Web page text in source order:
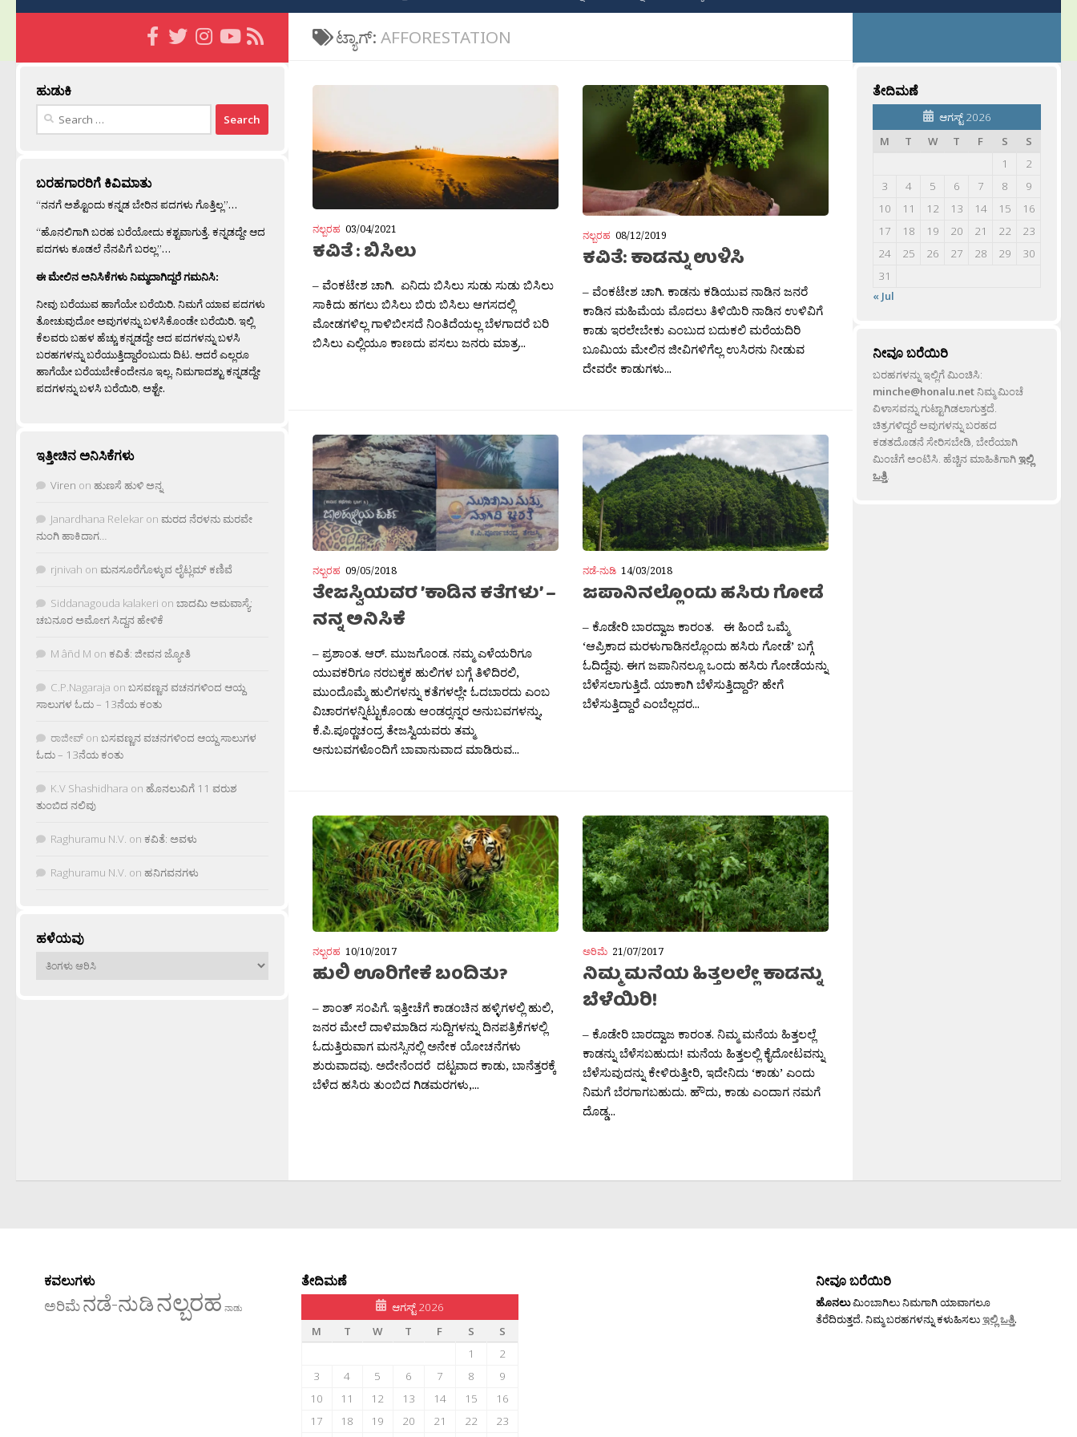
ಟ್ಯಾಗ್: AFFORESTATION
ನಲ್ಬರಹ 03/04/2021
ಕವಿತೆ : ಬಿಸಿಲು
– ವೆಂಕಟೇಶ ಚಾಗಿ. ಏನಿದು ಬಿಸಿಲು ಸುಡು ಸುಡು ಬಿಸಿಲು
ಸಾಕಿದು ಹಗಲು ಬಿಸಿಲು ಬಿರು ಬಿಸಿಲು ಆಗಸದಲ್ಲಿ
ಮೋಡಗಳಿಲ್ಲ ಗಾಳಿಬೀಸದೆ ನಿಂತಿದೆಯಲ್ಲ ಬೆಳಗಾದರೆ ಬರಿ
ಬಿಸಿಲು ಎಲ್ಲಿಯೂ ಕಾಣದು ಪಸಲು ಜನರು ಮಾತ್ರ...
ನಲ್ಬರಹ 08/12/2019
ಕವಿತೆ: ಕಾಡನ್ನು ಉಳಿಸಿ
– ವೆಂಕಟೇಶ ಚಾಗಿ. ಕಾಡನು ಕಡಿಯುವ ನಾಡಿನ ಜನರೆ
ಕಾಡಿನ ಮಹಿಮೆಯ ಮೊದಲು ತಿಳಿಯಿರಿ ನಾಡಿನ ಉಳಿವಿಗೆ
ಕಾಡು ಇರಲೇಬೇಕು ಎಂಬುದ ಬದುಕಲಿ ಮರೆಯದಿರಿ
ಬೂಮಿಯ ಮೇಲಿನ ಜೀವಿಗಳಿಗೆಲ್ಲ ಉಸಿರನು ನೀಡುವ
ದೇವರೇ ಕಾಡುಗಳು...
ನಲ್ಬರಹ 09/05/2018
ತೇಜಸ್ವಿಯವರ ’ಕಾಡಿನ ಕತೆಗಳು’ –
ನನ್ನ ಅನಿಸಿಕೆ
– ಪ್ರಶಾಂತ. ಆರ್. ಮುಜಗೊಂಡ. ನಮ್ಮ ಎಳೆಯರಿಗೂ
ಯುವಕರಿಗೂ ನರಬಕ್ಶಕ ಹುಲಿಗಳ ಬಗ್ಗೆ ತಿಳಿದಿರಲಿ,
ಮುಂದೊಮ್ಮೆ ಹುಲಿಗಳನ್ನು ಕತೆಗಳಲ್ಲೇ ಓದಬಾರದು ಎಂಬ
ವಿಚಾರಗಳನ್ನಿಟ್ಟುಕೊಂಡು ಆಂಡರ‍್ಸನ್ನರ ಅನುಬವಗಳನ್ನು,
ಕೆ.ಪಿ.ಪೂರ‍್ಣಚಂದ್ರ ತೇಜಸ್ವಿಯವರು ತಮ್ಮ
ಅನುಬವಗಳೊಂದಿಗೆ ಬಾವಾನುವಾದ ಮಾಡಿರುವ...
ನಡೆ-ನುಡಿ 14/03/2018
ಜಪಾನಿನಲ್ಲೊಂದು ಹಸಿರು ಗೋಡೆ
– ಕೊಡೇರಿ ಬಾರದ್ವಾಜ ಕಾರಂತ. ಈ ಹಿಂದೆ ಒಮ್ಮೆ
‘ಆಪ್ರಿಕಾದ ಮರಳುಗಾಡಿನಲ್ಲೊಂದು ಹಸಿರು ಗೋಡೆ’ ಬಗ್ಗೆ
ಓದಿದ್ದೆವು. ಈಗ ಜಪಾನಿನಲ್ಲೂ ಒಂದು ಹಸಿರು ಗೋಡೆಯನ್ನು
ಬೆಳೆಸಲಾಗುತ್ತಿದೆ. ಯಾಕಾಗಿ ಬೆಳೆಸುತ್ತಿದ್ದಾರೆ? ಹೇಗೆ
ಬೆಳೆಸುತ್ತಿದ್ದಾರೆ ಎಂಬೆಲ್ಲದರ...
ನಲ್ಬರಹ 10/10/2017
ಹುಲಿ ಊರಿಗೇಕೆ ಬಂದಿತು?
– ಶಾಂತ್ ಸಂಪಿಗೆ. ಇತ್ತೀಚೆಗೆ ಕಾಡಂಚಿನ ಹಳ್ಳಿಗಳಲ್ಲಿ ಹುಲಿ,
ಜನರ ಮೇಲೆ ದಾಳಿಮಾಡಿದ ಸುದ್ದಿಗಳನ್ನು ದಿನಪತ್ರಿಕೆಗಳಲ್ಲಿ
ಓದುತ್ತಿರುವಾಗ ಮನಸ್ಸಿನಲ್ಲಿ ಅನೇಕ ಯೋಚನೆಗಳು
ಶುರುವಾದವು. ಅದೇನೆಂದರೆ ದಟ್ಟವಾದ ಕಾಡು, ಬಾನೆತ್ತರಕ್ಕೆ
ಬೆಳೆದ ಹಸಿರು ತುಂಬಿದ ಗಿಡಮರಗಳು,...
ಅರಿಮೆ 21/07/2017
ನಿಮ್ಮ ಮನೆಯ ಹಿತ್ತಲಲ್ಲೇ ಕಾಡನ್ನು
ಬೆಳೆಯಿರಿ!
– ಕೊಡೇರಿ ಬಾರದ್ವಾಜ ಕಾರಂತ. ನಿಮ್ಮ ಮನೆಯ ಹಿತ್ತಲಲ್ಲೆ
ಕಾಡನ್ನು ಬೆಳೆಸಬಹುದು! ಮನೆಯ ಹಿತ್ತಲಲ್ಲಿ ಕೈದೋಟವನ್ನು
ಬೆಳೆಸುವುದನ್ನು ಕೇಳಿರುತ್ತೀರಿ, ಇದೇನಿದು ‘ಕಾಡು’ ಎಂದು
ನಿಮಗೆ ಬೆರಗಾಗಬಹುದು. ಹೌದು, ಕಾಡು ಎಂದಾಗ ನಮಗೆ
ದೊಡ್ಡ...
ಹುಡುಕಿ
Search
ಬರಹಗಾರರಿಗೆ ಕಿವಿಮಾತು
“ನನಗೆ ಅಶ್ಟೊಂದು ಕನ್ನಡ ಬೇರಿನ ಪದಗಳು ಗೊತ್ತಿಲ್ಲ”…
“ಹೊನಲಿಗಾಗಿ ಬರಹ ಬರೆಯೋದು ಕಶ್ಟವಾಗುತ್ತೆ. ಕನ್ನಡದ್ದೇ ಆದ
ಪದಗಳು ಕೂಡಲೆ ನೆನಪಿಗೆ ಬರಲ್ಲ”…
ಈ ಮೇಲಿನ ಅನಿಸಿಕೆಗಳು ನಿಮ್ಮದಾಗಿದ್ದರೆ ಗಮನಿಸಿ:
ನೀವು ಬರೆಯುವ ಹಾಗೆಯೇ ಬರೆಯಿರಿ. ನಿಮಗೆ ಯಾವ ಪದಗಳು
ತೋಚುವುದೋ ಅವುಗಳನ್ನು ಬಳಸಿಕೊಂಡೇ ಬರೆಯಿರಿ. ಇಲ್ಲಿ
ಕೆಲವರು ಬಹಳ ಹೆಚ್ಚು ಕನ್ನಡದ್ದೇ ಆದ ಪದಗಳನ್ನು ಬಳಸಿ
ಬರಹಗಳನ್ನು ಬರೆಯುತ್ತಿದ್ದಾರೆಂಬುದು ದಿಟ. ಆದರೆ ಎಲ್ಲರೂ
ಹಾಗೆಯೇ ಬರೆಯಬೇಕೆಂದೇನೂ ಇಲ್ಲ. ನಿಮಗಾದಶ್ಟು ಕನ್ನಡದ್ದೇ
ಪದಗಳನ್ನು ಬಳಸಿ ಬರೆಯಿರಿ, ಅಶ್ಟೇ.
ಇತ್ತೀಚಿನ ಅನಿಸಿಕೆಗಳು
Viren on ಹುಣಸೆ ಹುಳಿ ಅನ್ನ
Janardhana Relekar on ಮರದ ನೆರಳನು ಮರವೇ
ನುಂಗಿ ಹಾಕಿದಾಗ…
rjnivah on ಮನಸೂರೆಗೊಳ್ಳುವ ಲೈಟ್ಲಮ್ ಕಣಿವೆ
Siddanagouda kalakeri on ಬಾದಮಿ ಅಮವಾಸ್ಯೆ:
ಚಬನೂರ ಅಮೋಗ ಸಿದ್ದನ ಹೇಳಿಕೆ
M âñd M on ಕವಿತೆ: ಜೀವನ ಜ್ಯೋತಿ
C.P.Nagaraja on ಬಸವಣ್ಣನ ವಚನಗಳಿಂದ ಆಯ್ದ
ಸಾಲುಗಳ ಓದು – 13ನೆಯ ಕಂತು
ರಾಜೀವ್ on ಬಸವಣ್ಣನ ವಚನಗಳಿಂದ ಆಯ್ದ ಸಾಲುಗಳ
ಓದು – 13ನೆಯ ಕಂತು
K.V Shashidhara on ಹೊನಲುವಿಗೆ 11 ವರುಶ
ತುಂಬಿದ ನಲಿವು
Raghuramu N.V. on ಕವಿತೆ: ಅವಳು
Raghuramu N.V. on ಹನಿಗವನಗಳು
ಹಳೆಯವು
ಹಳೆಯವು
ತೇದಿಮಣೆ
ಆಗಸ್ಟ್ 2026
M
T W T F S
S
1
2
3
4 5 6 7 8
9
10
11 12 13 14 15
16
17
18 19 20 21 22
23
24
25 26 27 28 29
30
31
« Jul
ನೀವೂ ಬರೆಯಿರಿ
ಬರಹಗಳನ್ನು ಇಲ್ಲಿಗೆ ಮಿಂಚಿಸಿ:
minche@honalu.netನಿಮ್ಮ ಮಿಂಚೆ
ವಿಳಾಸವನ್ನು ಗುಟ್ಟಾಗಿಡಲಾಗುತ್ತದೆ.
ಚಿತ್ರಗಳಿದ್ದರೆ ಅವುಗಳನ್ನು ಬರಹದ
ಕಡತದೊಡನೆ ಸೇರಿಸಬೇಡಿ, ಬೇರೆಯಾಗಿ
ಮಿಂಚೆಗೆ ಅಂಟಿಸಿ. ಹೆಚ್ಚಿನ ಮಾಹಿತಿಗಾಗಿಇಲ್ಲಿ
ಒತ್ತಿ.
ಕವಲುಗಳು
ಅರಿಮೆನಡೆ-ನುಡಿನಲ್ಬರಹ ನಾಡು
ತೇದಿಮಣೆ
ಆಗಸ್ಟ್ 2026
M
T W T F S
S
1
2
3
4 5 6 7 8
9
10
11 12 13 14 15
16
17
18 19 20 21 22
23
ನೀವೂ ಬರೆಯಿರಿ
ಹೊನಲುಮಿಂಬಾಗಿಲು ನಿಮಗಾಗಿ ಯಾವಾಗಲೂ
ತೆರೆದಿರುತ್ತದೆ. ನಿಮ್ಮ ಬರಹಗಳನ್ನು ಕಳುಹಿಸಲುಇಲ್ಲಿ ಒತ್ತಿ.